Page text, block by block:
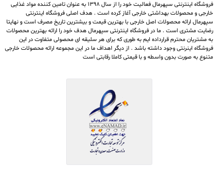
فروشگاه اینترنتی سپهرمال فعالیت خود را از سال ۱۳۹۸ به عنوان تامین کننده مواد غذایی
خارجی و محصولات بهداشتی خارجی آغاز کرده است . هدف اصلی فروشگاه اینترنتی
سپهرمال ارائه محصولات اصل خارجی با بهترین قیمت و بیشترین تاریخ مصرف است و نهایتا
رضایت مشتری است . ما در فروشگاه اینترنتی سپهرمال هدف خود را ارائه بهترین محصولات
به مشتریان محترم قرارداده ایم به طوری که برای هر سلیقه ای محصولی متفاوت در این
فروشگاه اینرنتی وجود داشته باشد . از دیگر اهداف ما در این مجموعه ارائه محصولات خارجی
متنوع به صورت بدون واسطه و با قیمتی کاملا رقابتی است